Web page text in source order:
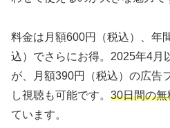
料金は月額600円（税込）、年
込）でさらにお得。2025年4月
が、月額390円（税込）の広告
し視聴も可能です。 30日間の
ています。